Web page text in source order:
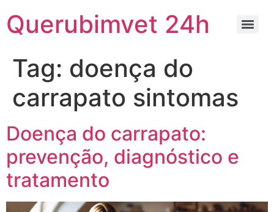
Querubimvet 24h
Tag: doença do
carrapato sintomas
Doença do carrapato:
prevenção, diagnóstico e
tratamento